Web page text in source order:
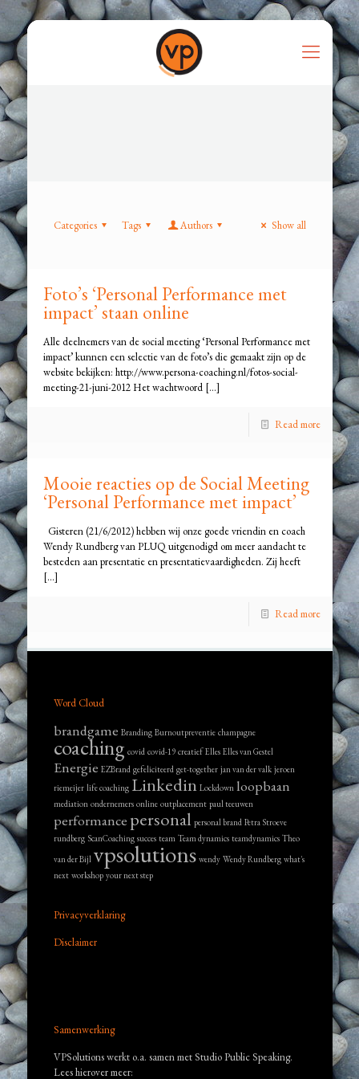
Categories Tags Authors Show all
Foto’s ‘Personal Performance met
impact’ staan online
Alle deelnemers van de social meeting ‘Personal Performance met
impact’ kunnen een selectie van de foto’s die gemaakt zijn op de
website bekijken: http://www.persona-coaching.nl/fotos-social-
meeting-21-juni-2012 Het wachtwoord[…]
Read more
Mooie reacties op de Social Meeting
‘Personal Performance met impact’
Gisteren (21/6/2012) hebben wij onze goede vriendin en coach
Wendy Rundberg van PLUQ uitgenodigd om meer aandacht te
besteden aan presentatie en presentatievaardigheden. Zij heeft
[…]
Read more
Word Cloud
brandgame Branding Burnoutpreventie champagne
coaching covid covid-19 creatief Elles Elles van Gestel
Energie EZBrand gefeliciteerd get-together jan van der valk jeroen
riemeijer life coaching Linkedin Lockdown loopbaan
mediation ondernemers online outplacement paul teeuwen
performance personal personal brand Petra Stroeve
rundberg ScanCoaching succes team Team dynamics teamdynamics Theo
van der Bijl vpsolutions wendy Wendy Rundberg what's
next workshop your next step
Privacyverklaring
Disclaimer
Samenwerking
VPSolutions werkt o.a. samen met Studio Public Speaking.
Lees hierover meer: